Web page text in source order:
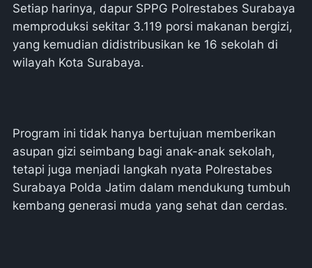
Setiap harinya, dapur SPPG Polrestabes Surabaya
memproduksi sekitar 3.119 porsi makanan bergizi,
yang kemudian didistribusikan ke 16 sekolah di
wilayah Kota Surabaya.
Program ini tidak hanya bertujuan memberikan
asupan gizi seimbang bagi anak-anak sekolah,
tetapi juga menjadi langkah nyata Polrestabes
Surabaya Polda Jatim dalam mendukung tumbuh
kembang generasi muda yang sehat dan cerdas.